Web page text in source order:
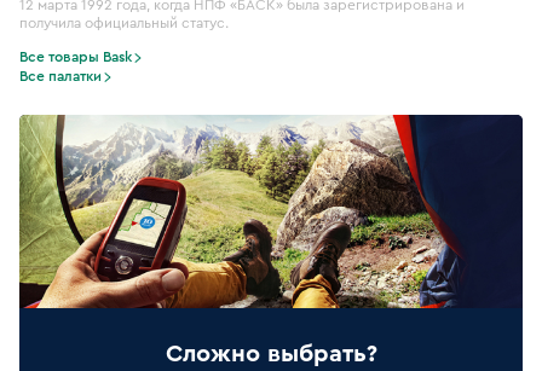
12 марта 1992 года, когда НПФ «БАСК» была зарегистрирована и
получила официальный статус.
Все товары Bask
Все палатки
Сложно выбрать?